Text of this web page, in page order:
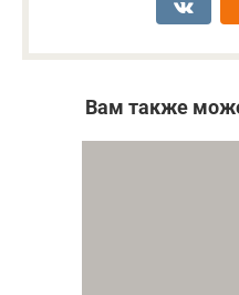
Вам также